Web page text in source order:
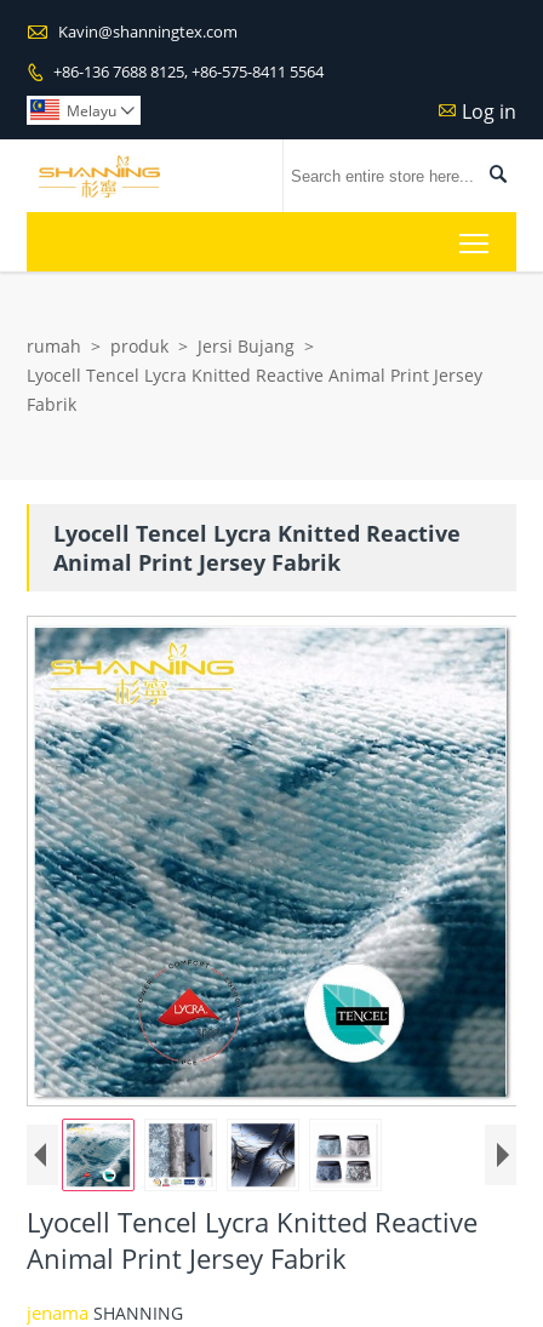
 Kavin@shanningtex.com
 +86-136 7688 8125, +86-575-8411 5564
 Log in
Melayu 

rumah > produk > Jersi Bujang >
Lyocell Tencel Lycra Knitted Reactive Animal Print Jersey
Fabrik
Lyocell Tencel Lycra Knitted Reactive
Animal Print Jersey Fabrik
Lyocell Tencel Lycra Knitted Reactive
Animal Print Jersey Fabrik
jenamaSHANNING